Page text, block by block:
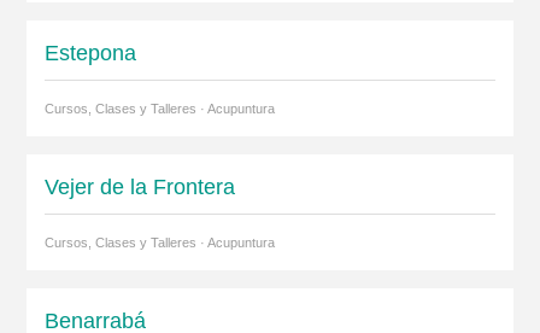
Estepona
Cursos, Clases y Talleres · Acupuntura
Vejer de la Frontera
Cursos, Clases y Talleres · Acupuntura
Benarrabá